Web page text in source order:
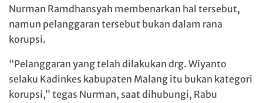
Nurman Ramdhansyah membenarkan hal tersebut,
namun pelanggaran tersebut bukan dalam rana
korupsi.
“Pelanggaran yang telah dilakukan drg. Wiyanto
selaku Kadinkes kabupaten Malang itu bukan kategori
korupsi,” tegas Nurman, saat dihubungi, Rabu